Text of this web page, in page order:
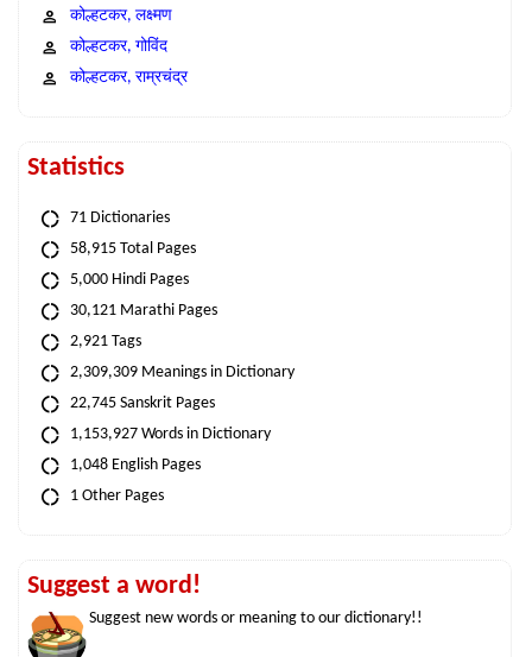
कोल्हटकर, लक्ष्मण
कोल्हटकर, गोविंद
कोल्हटकर, राम्रचंद्र
Statistics
71 Dictionaries
58,915 Total Pages
5,000 Hindi Pages
30,121 Marathi Pages
2,921 Tags
2,309,309 Meanings in Dictionary
22,745 Sanskrit Pages
1,153,927 Words in Dictionary
1,048 English Pages
1 Other Pages
Suggest a word!
Suggest new words or meaning to our dictionary!!